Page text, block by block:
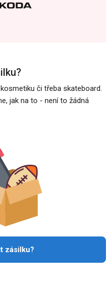
zásilku?
či třeba skateboard.
jak na to - není to žádná